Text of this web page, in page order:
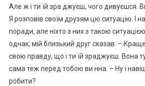
Але ж і ти їй зра джуєш, чого дивуєшся.
Я розповів своїм друзям цю ситуацію. І
поради, але ніхто з них з такою
однак, мій близький друг сказав: –
свою правду, що і ти їй зраджуєш. Вона
сама теж перед тобою ви нна. – Ну і
робити?